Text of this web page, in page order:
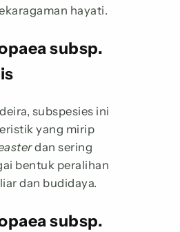
hayati.
subsp.
subspesies ini
yang mirip
dan sering
bentuk peralihan
dan budidaya.
subsp.